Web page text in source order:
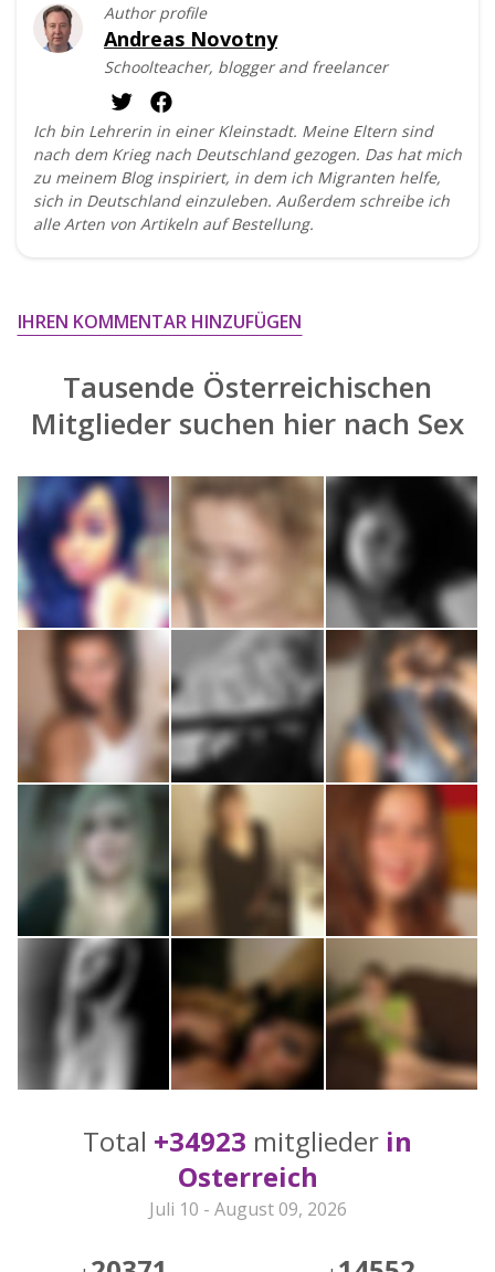
Author profile
Andreas Novotny
Schoolteacher, blogger and freelancer
Ich bin Lehrerin in einer Kleinstadt. Meine Eltern sind
nach dem Krieg nach Deutschland gezogen. Das hat mich
zu meinem Blog inspiriert, in dem ich Migranten helfe,
sich in Deutschland einzuleben. Außerdem schreibe ich
alle Arten von Artikeln auf Bestellung.
IHREN KOMMENTAR HINZUFÜGEN
Tausende Österreichischen
Mitglieder suchen hier nach Sex
Total +34923 mitglieder in
Osterreich
Juli 10 - August 09, 2026